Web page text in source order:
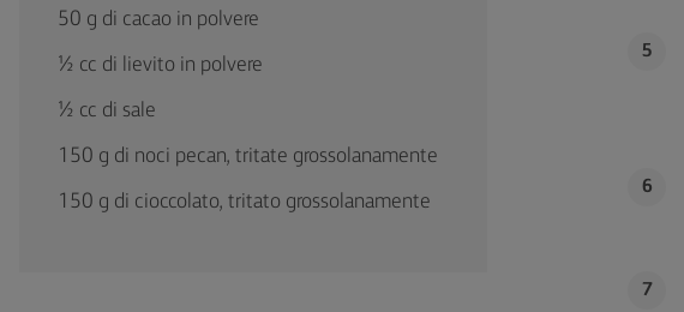
50 g di cacao in polvere
½ cc di lievito in polvere
½ cc di sale
150 g di noci pecan, tritate grossolanamente
150 g di cioccolato, tritato grossolanamente
5
6
7